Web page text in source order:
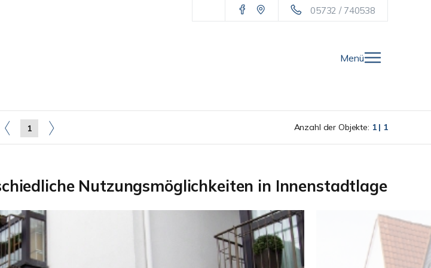
05732 / 740538
Menü
1 Anzahl der Objekte: 1 | 1
Nutzungsmöglichkeiten in Innenstadtlage